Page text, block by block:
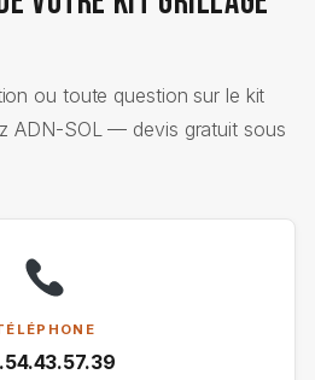
ou toute question sur le kit
ADN-SOL — devis gratuit sous